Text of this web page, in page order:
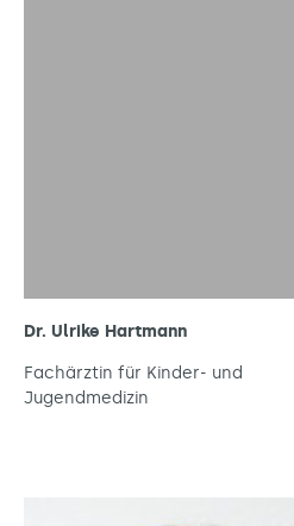
Dr. Ulrike Hartmann
Fachärztin für Kinder- und
Jugendmedizin